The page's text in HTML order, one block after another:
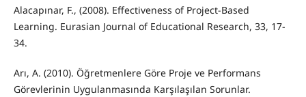
Alacapınar, F., (2008). Effectiveness of Project-Based
Learning. Eurasian Journal of Educational Research, 33, 17-
34.
Arı, A. (2010). Öğretmenlere Göre Proje ve Performans
Görevlerinin Uygulanmasında Karşılaşılan Sorunlar.